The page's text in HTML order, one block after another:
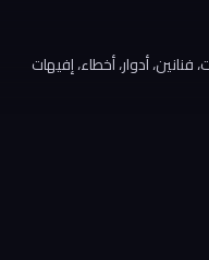
أدوار، أخطاء، إفيهات